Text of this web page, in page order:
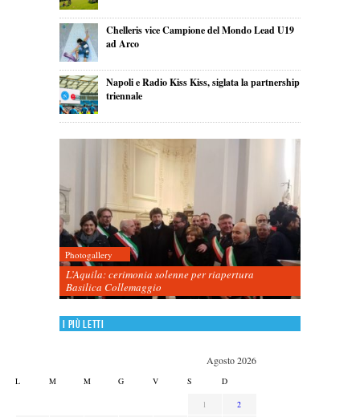
Chelleris vice Campione del Mondo Lead U19
ad Arco
Napoli e Radio Kiss Kiss, siglata la partnership
triennale
Photogallery
L’Aquila: cerimonia solenne per riapertura
Basilica Collemaggio
I più letti
Agosto 2026
L M M G V S D
1
2